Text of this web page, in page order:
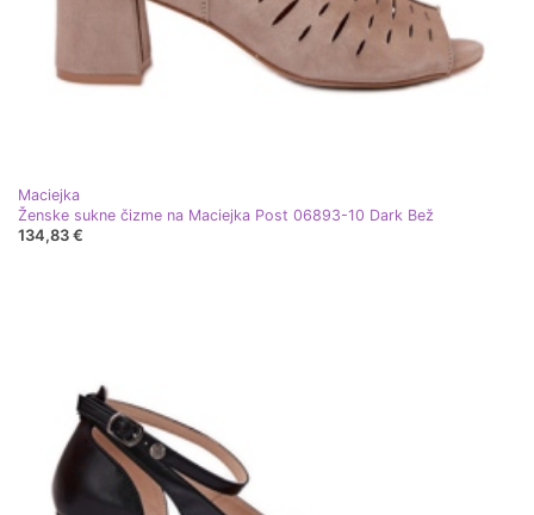
Maciejka
Ženske sukne čizme na Maciejka Post 06893-10 Dark Bež
134,83 €